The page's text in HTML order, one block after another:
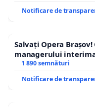
Notificare de
Salvați Opera
managerului
1 890 semnături
Notificare de